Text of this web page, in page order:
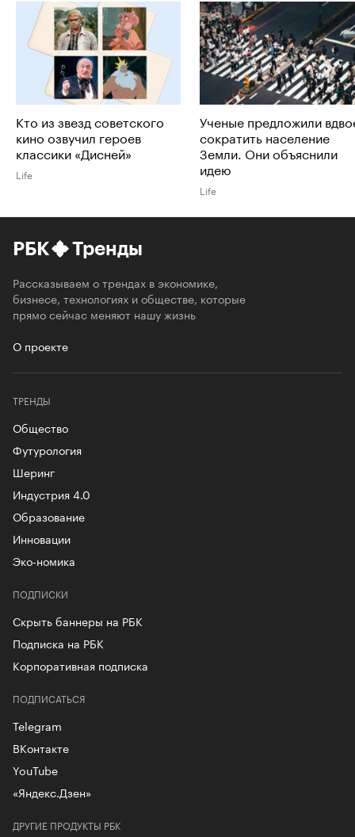
Кто из звезд советского
кино озвучил героев
классики «Дисней»
Life
Ученые предложили
сократить население
Земли. Они объяснили
идею
Life
РБК Тренды
Рассказываем о трендах в экономике,
бизнесе, технологиях и обществе, которые
прямо сейчас меняют нашу жизнь
О проекте
ТРЕНДЫ
Общество
Футурология
Шеринг
Индустрия 4.0
Образование
Инновации
Эко-номика
ПОДПИСКИ
Скрыть баннеры на РБК
Подписка на РБК
Корпоративная подписка
ДРУГИЕ ПРОДУКТЫ РБК
ПОДПИСАТЬСЯ
Telegram
ВКонтакте
YouTube
«Яндекс.Дзен»